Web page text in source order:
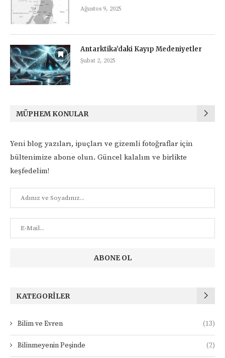
Ağustos 9, 2025
Antarktika’daki Kayıp Medeniyetler
Şubat 2, 2025
MÜPHEM KONULAR
Yeni blog yazıları, ipuçları ve gizemli fotoğraflar için
bültenimize abone olun. Güncel kalalım ve birlikte
keşfedelim!
KATEGORILER
Bilim ve Evren (13)
Bilinmeyenin Peşinde (2)